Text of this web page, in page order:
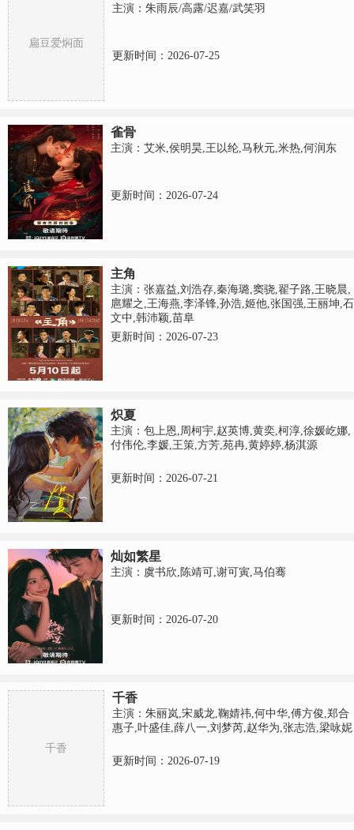
扁豆爱焖面
主演：朱雨辰/高露/迟嘉/武笑羽
更新时间：2026-07-25
雀骨
主演：艾米,侯明昊,王以纶,马秋元,米热,何润东
更新时间：2026-07-24
主角
主演：张嘉益,刘浩存,秦海璐,窦骁,翟子路,王晓晨,
扈耀之,王海燕,李泽锋,孙浩,姬他,张国强,王丽坤,石
文中,韩沛颖,苗阜
更新时间：2026-07-23
炽夏
主演：包上恩,周柯宇,赵英博,黄奕,柯淳,徐媛屹娜,
付伟伦,李媛,王策,方芳,苑冉,黄婷婷,杨淇源
更新时间：2026-07-21
灿如繁星
主演：虞书欣,陈靖可,谢可寅,马伯骞
更新时间：2026-07-20
千香
千香
主演：朱丽岚,宋威龙,鞠婧祎,何中华,傅方俊,郑合
惠子,叶盛佳,薛八一,刘梦芮,赵华为,张志浩,梁咏妮
更新时间：2026-07-19